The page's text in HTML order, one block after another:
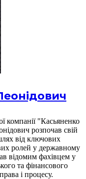
компанії "Касьяненко
розпочав свій
від ключових
ролей у державному
відомим фахівцем у
та фінансового
і процесу.